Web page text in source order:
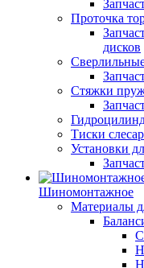
Проточка
дисков
Стяжки
Тиски
Установки
Шиномонтажное
Материалы